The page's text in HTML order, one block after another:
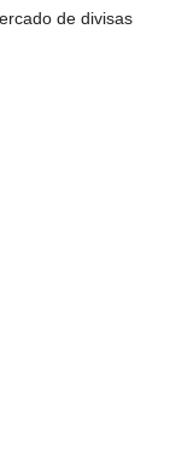
de divisas